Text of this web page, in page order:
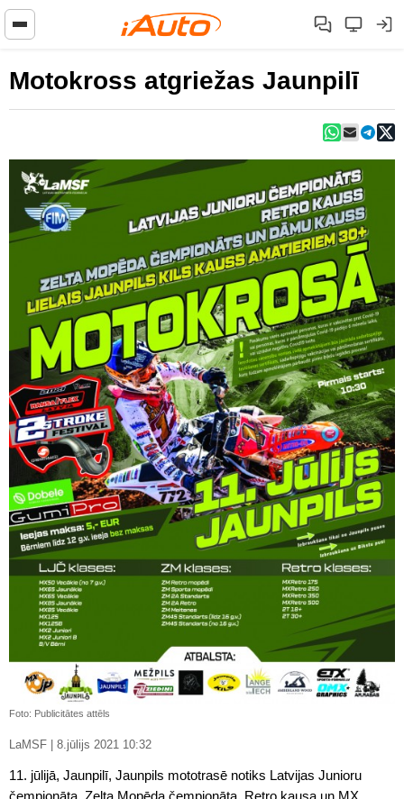
Motokross atgriežas Jaunpilī
Foto: Publicitātes attēls
LaMSF | 8.jūlijs 2021 10:32
11. jūlijā, Jaunpilī, Jaunpils mototrasē notiks Latvijas Junioru
čempionāta, Zelta Mopēda čempionāta, Retro kausa un MX